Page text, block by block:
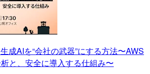
成AIを“会社の武器”にする方法〜AWS
と、安全に導入する仕組み〜